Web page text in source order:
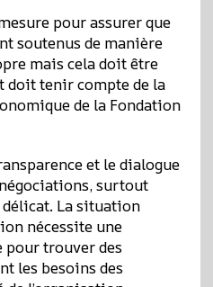
pour assurer que
soutenus de manière
mais cela doit être
doit tenir compte de la
de la Fondation
et le dialogue
surtout
La situation
nécessite une
trouver des
les besoins des